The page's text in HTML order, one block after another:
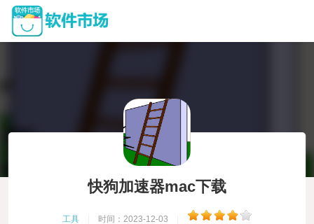
快狗加速器mac下载
工具 时间：2023-12-03